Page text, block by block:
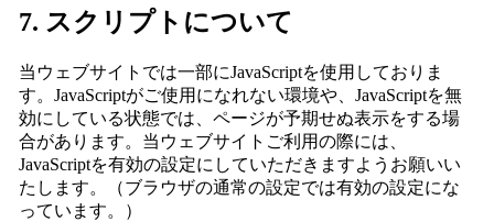
7. スクリプトについて
当ウェブサイトでは一部にJavaScriptを使用しておりま
す。JavaScriptがご使用になれない環境や、JavaScriptを無
効にしている状態では、ページが予期せぬ表示をする場
合があります。当ウェブサイトご利用の際には、
JavaScriptを有効の設定にしていただきますようお願いい
たします。（ブラウザの通常の設定では有効の設定にな
っています。）